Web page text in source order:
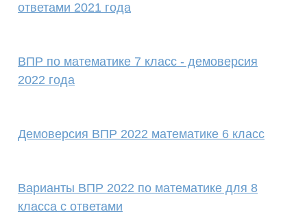
ответами 2021 года
ВПР по математике 7 класс - демоверсия
2022 года
Демоверсия ВПР 2022 математике 6 класс
Варианты ВПР 2022 по математике для 8
класса с ответами